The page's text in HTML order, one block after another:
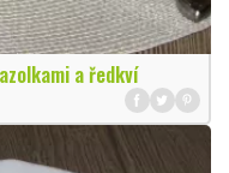
a ředkví